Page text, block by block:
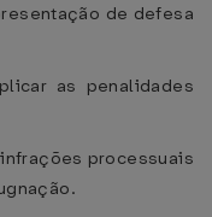
de defesa
as penalidades
processuais